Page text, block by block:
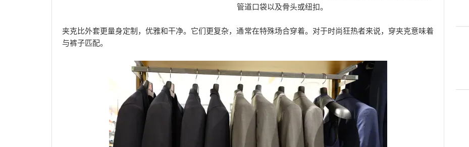
管道口袋以及骨头或纽扣。
夹克比外套更量身定制，优雅和干净。它们更复杂，通常在特殊场合穿着。对于时尚狂热者来说，穿夹克意味着
与裤子匹配。